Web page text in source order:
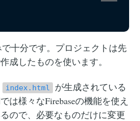
十分です。プロジェクトは先
成したものを使います。
index.html
が生成されている
は様々なFirebaseの機能を使え
ので、必要なものだけに変更